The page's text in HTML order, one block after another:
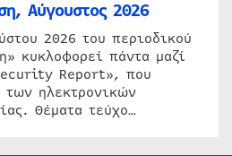
Αύγουστος 2026
2026 του περιοδικού
κυκλοφορεί πάντα μαζί
Report», που
των ηλεκτρονικών
Θέματα τεύχο…